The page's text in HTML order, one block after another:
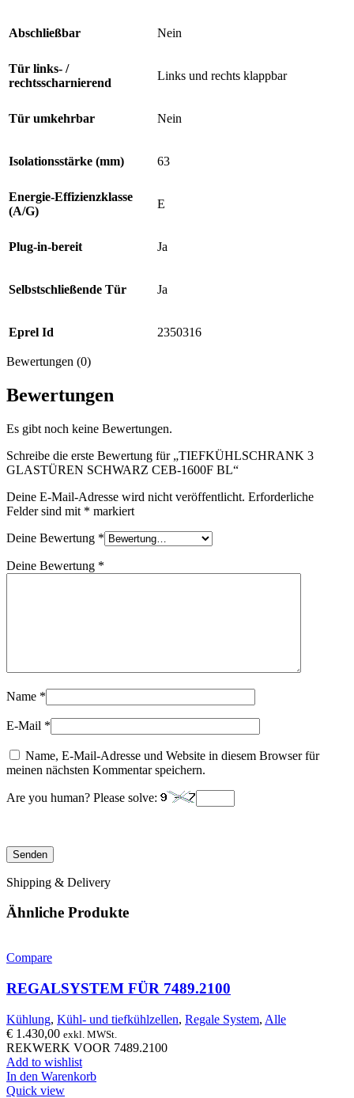
Abschließbar Nein
Tür links- /
rechtsscharnierend
Links und rechts klappbar
Tür umkehrbar Nein
Isolationsstärke (mm) 63
Energie-Effizienzklasse
(A/G)
E
Plug-in-bereit Ja
Selbstschließende Tür Ja
Eprel Id 2350316
Bewertungen (0)
Bewertungen
Es gibt noch keine Bewertungen.
Schreibe die erste Bewertung für „TIEFKÜHLSCHRANK 3
GLASTÜREN SCHWARZ CEB-1600F BL“
Deine E-Mail-Adresse wird nicht veröffentlicht. Erforderliche
Felder sind mit * markiert
Deine Bewertung *
Deine Bewertung *
Name *
E-Mail *
Name, E-Mail-Adresse und Website in diesem Browser für
meinen nächsten Kommentar speichern.
Are you human? Please solve:
Shipping & Delivery
Ähnliche Produkte
Compare
REGALSYSTEM FÜR 7489.2100
Kühlung, Kühl- und tiefkühlzellen, Regale System, Alle
€ 1.430,00 exkl. MWSt.
REKWERK VOOR 7489.2100
Add to wishlist
In den Warenkorb
Quick view